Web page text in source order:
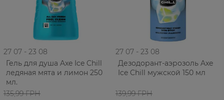
27 07 - 23 08
Гель для душа Axe Ice Chill
ледяная мята и лимон 250
мл.
135,99 ГРН
27 07 - 23 08
Дезодорант-аэрозоль Axe
Ice Chill мужской 150 мл
139,99 ГРН